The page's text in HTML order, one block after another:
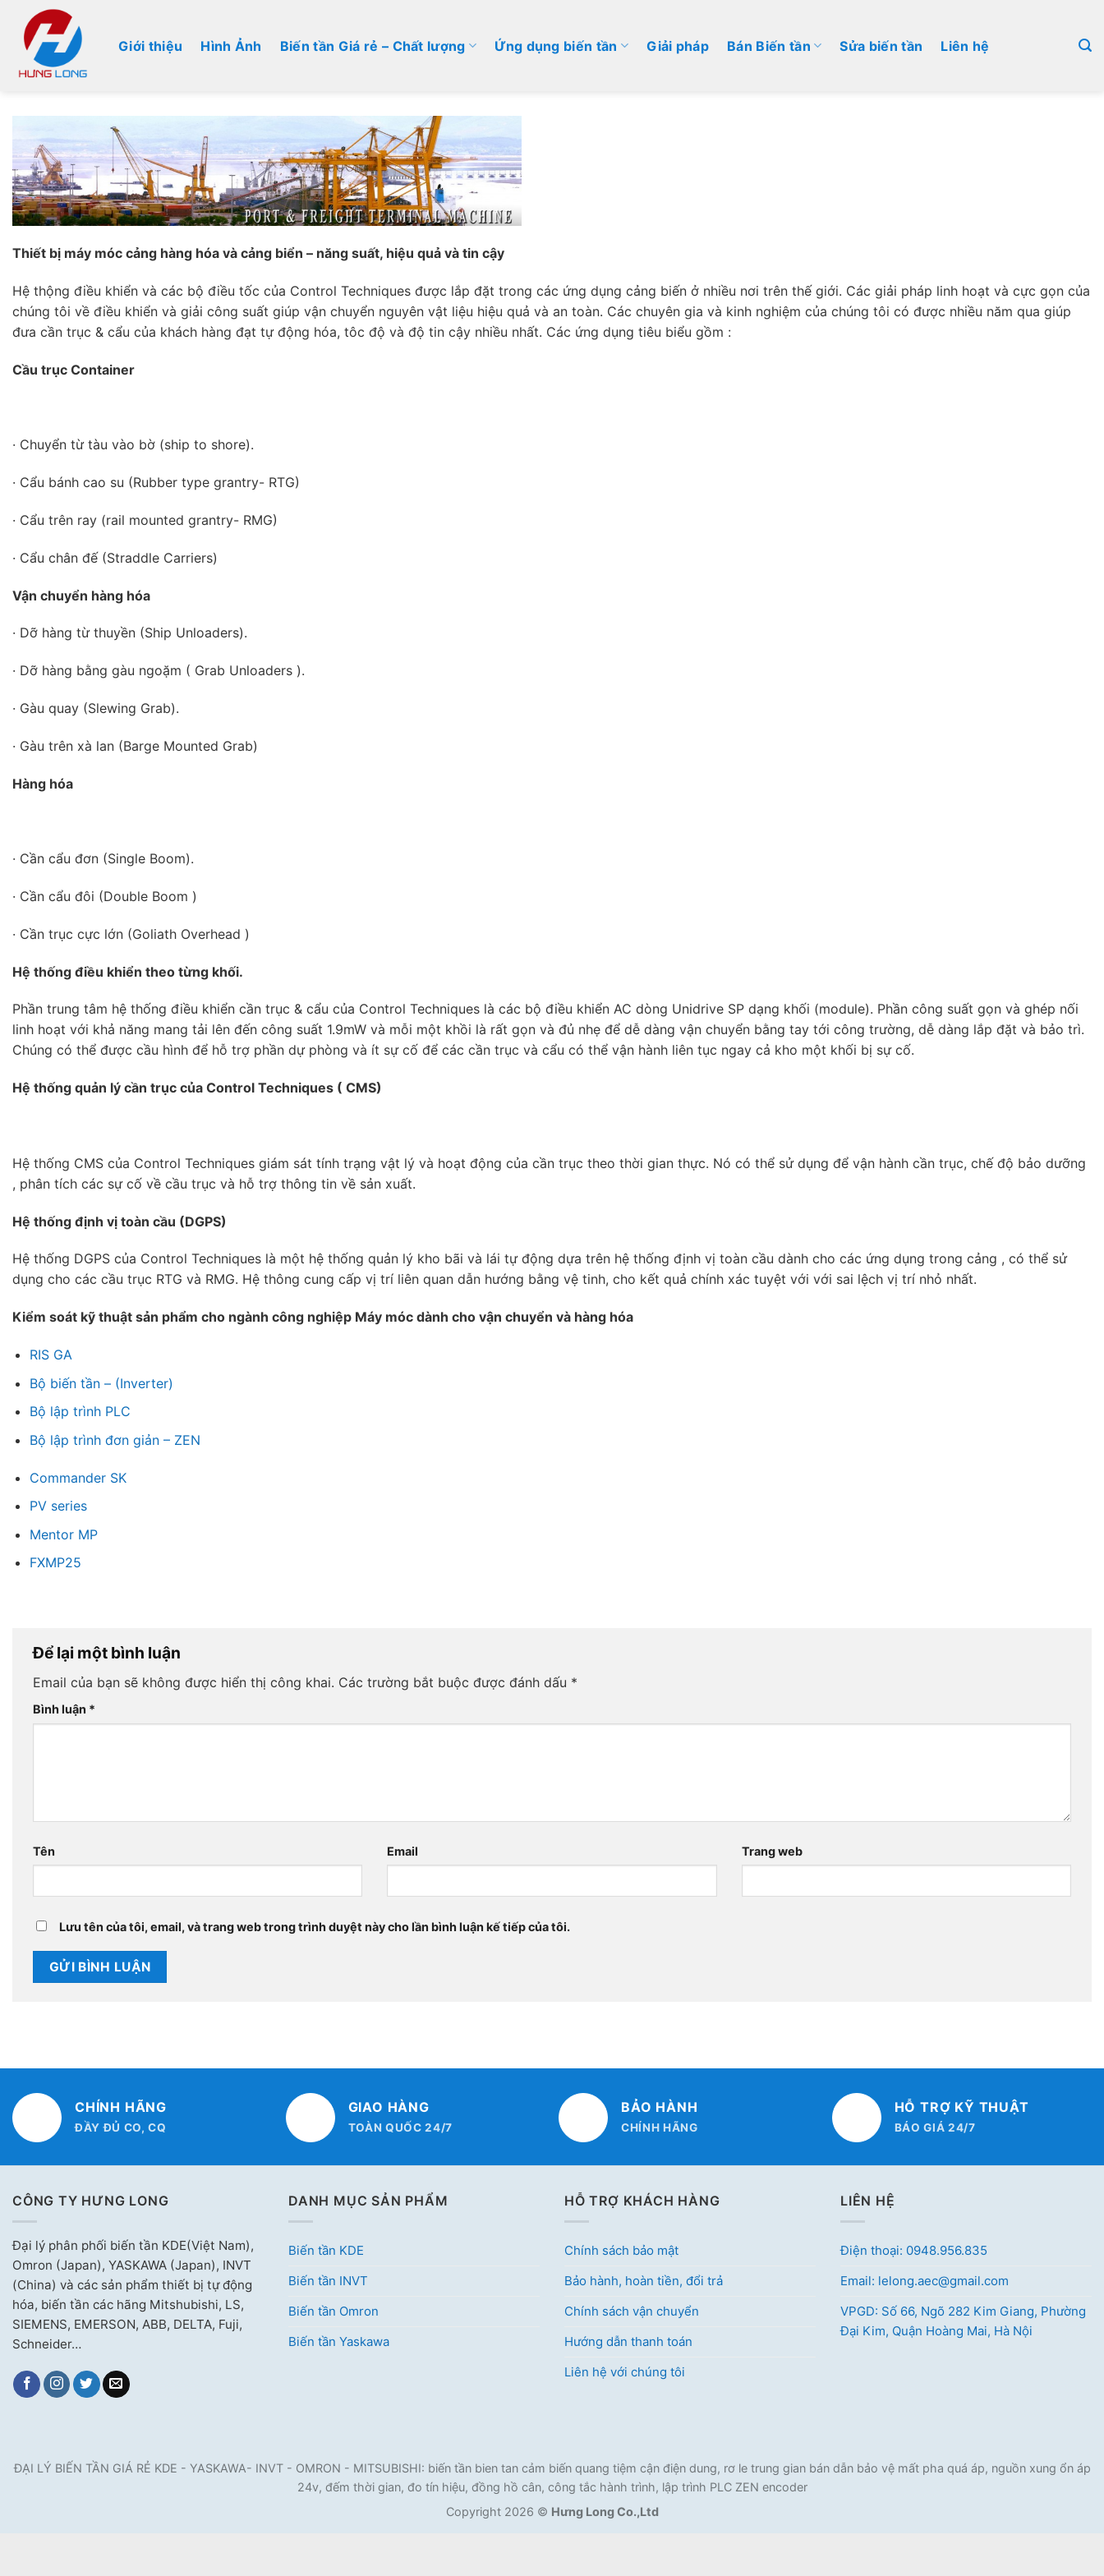
dung
Giới thiệu Hình Ảnh Biến tần Giá rẻ – Chất lượng Ứng dụng biến tần Giải pháp Bán Biến tần Sửa biến tần Liên hệ
Thiết bị máy móc cảng hàng hóa và cảng biển – năng suất, hiệu quả và tin cậy
Hệ thộng điều khiển và các bộ điều tốc của Control Techniques được lắp đặt trong các ứng dụng cảng biến ở nhiều nơi trên thế giới. Các giải pháp linh hoạt và cực gọn của
chúng tôi về điều khiển và giải công suất giúp vận chuyển nguyên vật liệu hiệu quả và an toàn. Các chuyên gia và kinh nghiệm của chúng tôi có được nhiều năm qua giúp
đưa cần trục & cẩu của khách hàng đạt tự động hóa, tôc độ và độ tin cậy nhiều nhất. Các ứng dụng tiêu biểu gồm :
Cầu trục Container
· Chuyển từ tàu vào bờ (ship to shore).
· Cẩu bánh cao su (Rubber type grantry- RTG)
· Cẩu trên ray (rail mounted grantry- RMG)
· Cẩu chân đế (Straddle Carriers)
Vận chuyển hàng hóa
· Dỡ hàng từ thuyền (Ship Unloaders).
· Dỡ hàng bằng gàu ngoặm ( Grab Unloaders ).
· Gàu quay (Slewing Grab).
· Gàu trên xà lan (Barge Mounted Grab)
Hàng hóa
· Cần cẩu đơn (Single Boom).
· Cần cẩu đôi (Double Boom )
· Cần trục cực lớn (Goliath Overhead )
Hệ thống điều khiển theo từng khối.
Phần trung tâm hệ thống điều khiển cần trục & cẩu của Control Techniques là các bộ điều khiển AC dòng Unidrive SP dạng khối (module). Phần công suất gọn và ghép nối
linh hoạt với khả năng mang tải lên đến công suất 1.9mW và mỗi một khồi là rất gọn và đủ nhẹ để dễ dàng vận chuyển bằng tay tới công trường, dễ dàng lắp đặt và bảo trì.
Chúng có thể được cầu hình để hỗ trợ phần dự phòng và ít sự cố để các cần trục và cẩu có thể vận hành liên tục ngay cả kho một khối bị sự cố.
Hệ thống quản lý cần trục của Control Techniques ( CMS)
Hệ thống CMS của Control Techniques giám sát tính trạng vật lý và hoạt động của cần trục theo thời gian thực. Nó có thể sử dụng để vận hành cần trục, chế độ bảo dưỡng
, phân tích các sự cố về cầu trục và hỗ trợ thông tin về sản xuất.
Hệ thống định vị toàn cầu (DGPS)
Hệ thống DGPS của Control Techniques là một hệ thống quản lý kho bãi và lái tự động dựa trên hệ thống định vị toàn cầu dành cho các ứng dụng trong cảng , có thể sử
dụng cho các cầu trục RTG và RMG. Hệ thông cung cấp vị trí liên quan dẫn hướng bằng vệ tinh, cho kết quả chính xác tuyệt với với sai lệch vị trí nhỏ nhất.
Kiểm soát kỹ thuật sản phẩm cho ngành công nghiệp Máy móc dành cho vận chuyển và hàng hóa
RIS GA
Bộ biến tần – (Inverter)
Bộ lập trình PLC
Bộ lập trình đơn giản – ZEN
Commander SK
PV series
Mentor MP
FXMP25
Để lại một bình luận
Email của bạn sẽ không được hiển thị công khai. Các trường bắt buộc được đánh dấu *
Bình luận *
Tên Email Trang web
Lưu tên của tôi, email, và trang web trong trình duyệt này cho lần bình luận kế tiếp của tôi.
CHÍNH HÃNG
ĐẦY ĐỦ CO, CQ
GIAO HÀNG
TOÀN QUỐC 24/7
BẢO HÀNH
CHÍNH HÃNG
HỖ TRỢ KỸ THUẬT
BÁO GIÁ 24/7
CÔNG TY HƯNG LONG
Đại lý phân phối biến tần KDE(Việt Nam),
Omron (Japan), YASKAWA (Japan), INVT
(China) và các sản phẩm thiết bị tự động
hóa, biến tần các hãng Mitshubishi, LS,
SIEMENS, EMERSON, ABB, DELTA, Fuji,
Schneider…
DANH MỤC SẢN PHẨM
Biến tần KDE
Biến tần INVT
Biến tần Omron
Biến tần Yaskawa
HỖ TRỢ KHÁCH HÀNG
Chính sách bảo mật
Bảo hành, hoàn tiền, đổi trả
Chính sách vận chuyển
Hướng dẫn thanh toán
Liên hệ với chúng tôi
LIÊN HỆ
Điện thoại: 0948.956.835
Email: lelong.aec@gmail.com
VPGD: Số 66, Ngõ 282 Kim Giang, Phường
Đại Kim, Quận Hoàng Mai, Hà Nội
ĐẠI LÝ BIẾN TẦN GIÁ RẺ KDE - YASKAWA- INVT - OMRON - MITSUBISHI: biến tần bien tan cảm biến quang tiệm cận điện dung, rơ le trung gian bán dẫn bảo vệ mất pha quá áp, nguồn xung ổn áp
24v, đếm thời gian, đo tín hiệu, đồng hồ cân, công tắc hành trình, lập trình PLC ZEN encoder
Copyright 2026 © Hưng Long Co.,Ltd